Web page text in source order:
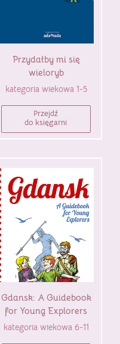
Przydałby mi się
wieloryb
kategoria wiekowa 1-5
Przejdź
do księgarni
Gdansk: A Guidebook
for Young Explorers
kategoria wiekowa 6-11